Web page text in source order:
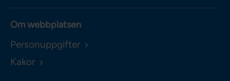
Om webbplatsen
Personuppgifter
Kakor